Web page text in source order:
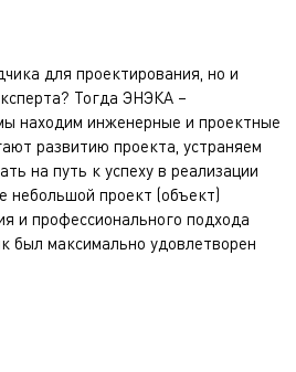
для проектирования, но и
Тогда ЭНЭКА –
находим инженерные и проектные
развитию проекта, устраняем
на путь к успеху в реализации
небольшой проект (объект)
и профессионального подхода
был максимально удовлетворен